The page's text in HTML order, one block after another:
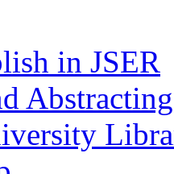
in JSER
Abstracting